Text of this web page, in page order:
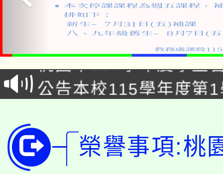
「2026金融保險知識
車」活動
桃園市115學年度學生
生本土語及新住民語歌
公告本校115學年度第
代理(課)教師甄選結果(
轉知中國文化大學推廣
《TA101》溝通分析基
轉知苗栗縣政府辦理
榮譽事項:桃